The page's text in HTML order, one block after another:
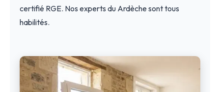
certifié RGE. Nos experts du Ardèche sont tous
habilités.